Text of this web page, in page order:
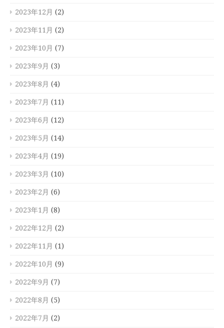
2023年12月 (2)
2023年11月 (2)
2023年10月 (7)
2023年9月 (3)
2023年8月 (4)
2023年7月 (11)
2023年6月 (12)
2023年5月 (14)
2023年4月 (19)
2023年3月 (10)
2023年2月 (6)
2023年1月 (8)
2022年12月 (2)
2022年11月 (1)
2022年10月 (9)
2022年9月 (7)
2022年8月 (5)
2022年7月 (2)